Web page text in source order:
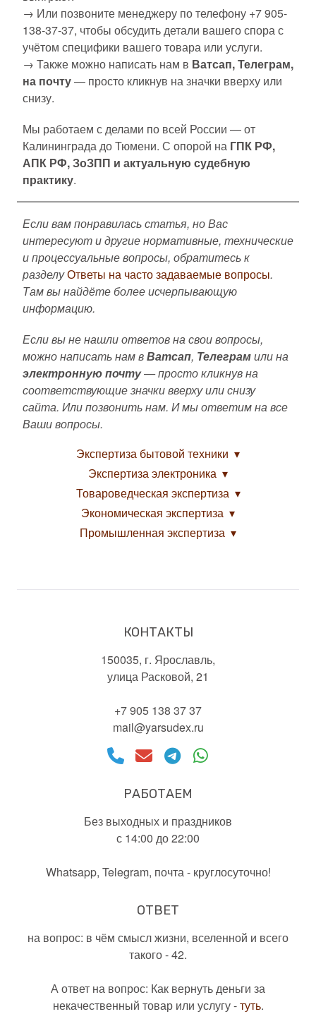
→ Или позвоните менеджеру по телефону +7 905-
138-37-37, чтобы обсудить детали вашего спора с
учётом специфики вашего товара или услуги.
→ Также можно написать нам в Ватсап, Телеграм,
на почту— просто кликнув на значки вверху или
снизу.
Мы работаем с делами по всей России — от
Калининграда до Тюмени. С опорой на ГПК РФ,
АПК РФ, ЗоЗПП и актуальную судебную
практику.
Если вам понравилась статья, но Вас
интересуют и другие нормативные, технические
и процессуальные вопросы, обратитесь к
разделуОтветы на часто задаваемые вопросы.
Там вы найдёте более исчерпывающую
информацию.
Если вы не нашли ответов на свои вопросы,
можно написать нам вВатсап, Телеграмили на
электронную почту— просто кликнув на
соответствующие значки вверху или снизу
сайта. Или позвонить нам. И мы ответим на все
Ваши вопросы.
Экспертиза бытовой техники
Экспертиза электроника
Товароведческая экспертиза
Экономическая экспертиза
Промышленная экспертиза
КОНТАКТЫ
150035, г. Ярославль,
улица Расковой, 21
+7 905 138 37 37
mail@yarsudex.ru
РАБОТАЕМ
Без выходных и праздников
с 14:00 до 22:00
Whatsapp, Telegram, почта - круглосуточно!
ОТВЕТ
на вопрос: в чём смысл жизни, вселенной и всего
такого - 42.
А ответ на вопрос: Как вернуть деньги за
некачественный товар или услугу -туть.